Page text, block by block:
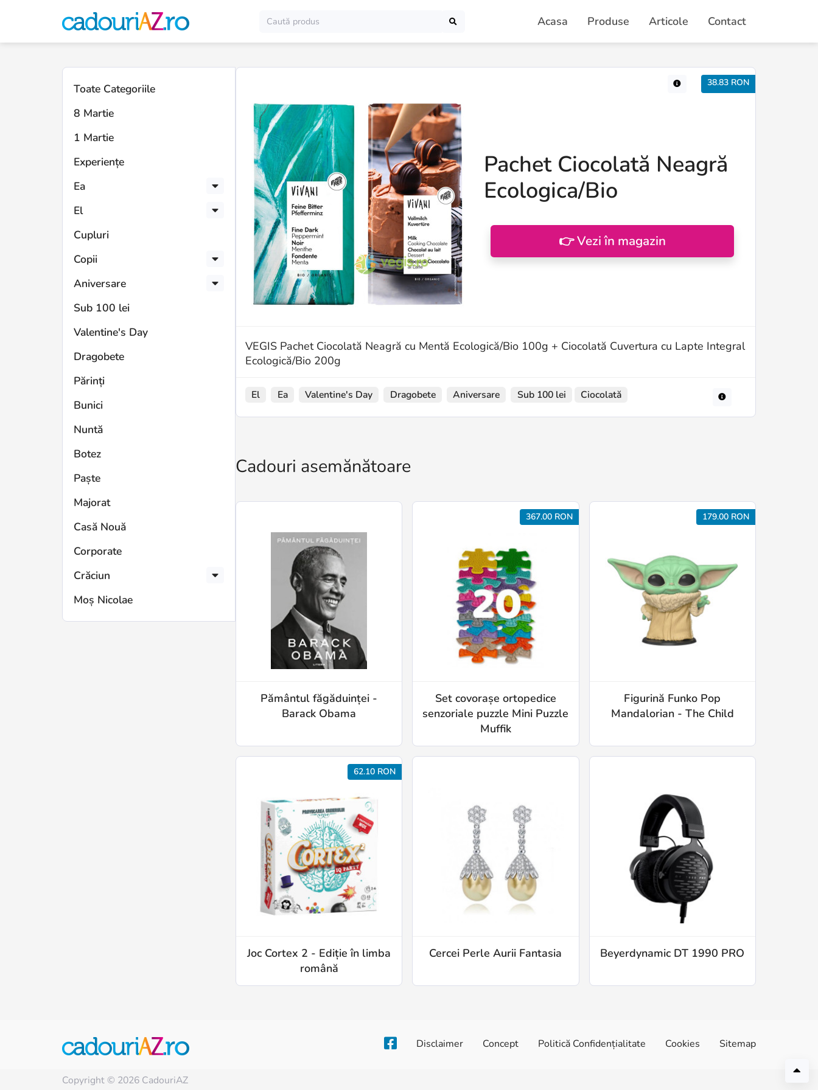
Acasa Produse Articole Contact
Toate Categoriile
8 Martie
1 Martie
Experiențe
Ea
El
Cupluri
Copii
Aniversare
Sub 100 lei
Valentine's Day
Dragobete
Părinți
Bunici
Nuntă
Botez
Paște
Majorat
Casă Nouă
Corporate
Crăciun
Moș Nicolae
38.83 RON
Pachet Ciocolată Neagră
Ecologica/Bio
👉 Vezi în magazin
VEGIS Pachet Ciocolată Neagră cu Mentă Ecologică/Bio 100g + Ciocolată Cuvertura cu Lapte Integral
Ecologică/Bio 200g
El Ea Valentine's Day Dragobete Aniversare Sub 100 lei Ciocolată
Cadouri asemănătoare
Pământul făgăduinței -
Barack Obama
367.00 RON
Set covorașe ortopedice
senzoriale puzzle Mini Puzzle
Muffik
179.00 RON
Figurină Funko Pop
Mandalorian - The Child
62.10 RON
Joc Cortex 2 - Ediție în limba
română
Cercei Perle Aurii Fantasia Beyerdynamic DT 1990 PRO
Disclaimer Concept Politică Confidențialitate Cookies Sitemap
Copyright © 2026 CadouriAZ